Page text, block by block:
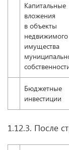
Капитальные
вложения
в объекты
недвижимого
имущества
Бюджетные
инвестиции
1.12.3. После